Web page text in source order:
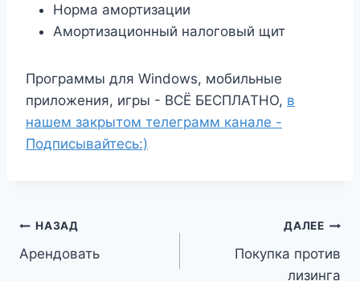
Норма амортизации
Амортизационный налоговый щит
Программы для Windows, мобильные
приложения, игры - ВСЁ БЕСПЛАТНО, в
нашем закрытом телеграмм канале -
Подписывайтесь:)
Навигация
по
НАЗАД
Арендовать
ДАЛЕЕ
Покупка против
лизинга